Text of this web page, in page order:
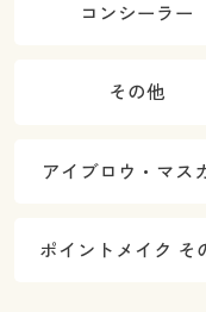
コンシーラー
その他
アイブロウ・マス
ポイントメイク そ